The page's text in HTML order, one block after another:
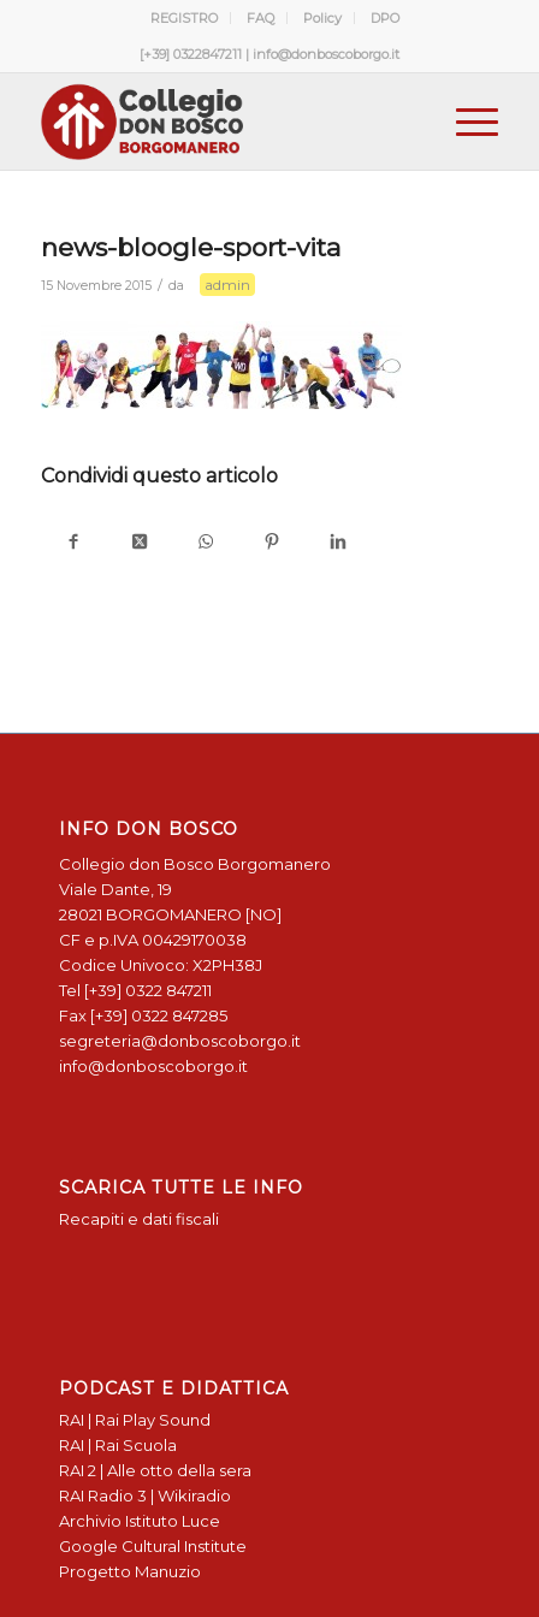
REGISTRO FAQ Policy DPO
[+39] 0322847211 | info@donboscoborgo.it
news-bloogle-sport-vita
15 Novembre 2015 / da admin
Condividi questo articolo
INFO DON BOSCO
Collegio don Bosco Borgomanero
Viale Dante, 19
28021 BORGOMANERO [NO]
CF e p.IVA 00429170038
Codice Univoco: X2PH38J
Tel [+39] 0322 847211
Fax [+39] 0322 847285
segreteria@donboscoborgo.it
info@donboscoborgo.it
SCARICA TUTTE LE INFO
Recapiti e dati fiscali
PODCAST E DIDATTICA
RAI | Rai Play Sound
RAI | Rai Scuola
RAI 2 | Alle otto della sera
RAI Radio 3 | Wikiradio
Archivio Istituto Luce
Google Cultural Institute
Progetto Manuzio